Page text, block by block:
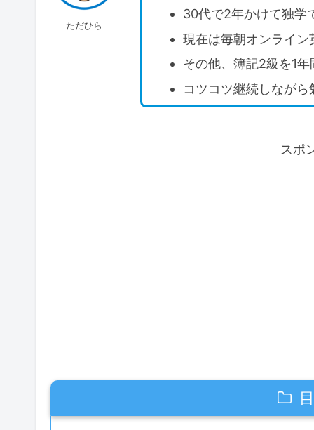
ただひら
30代で2年かけて独学
現在は毎朝オンライ
その他、簿記2級を1
コツコツ継続しなが
スポ